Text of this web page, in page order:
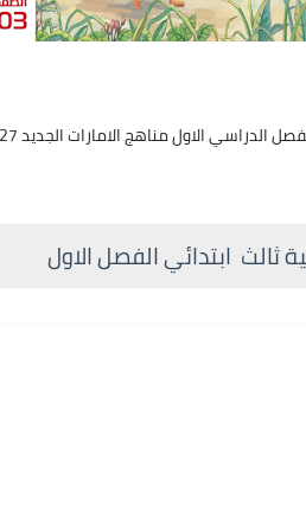
ثالث ابتدائي الفصل الاول